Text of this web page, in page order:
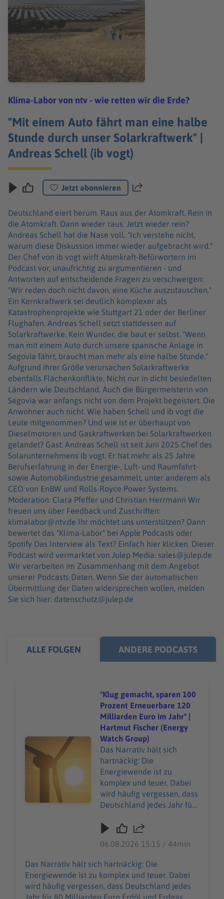
Klima-Labor von ntv - wie retten wir die Erde?
"Mit einem Auto fährt man eine halbe
Stunde durch unser Solarkraftwerk" |
Andreas Schell (ib vogt)
Jetzt abonnieren Teilen
Deutschland eiert herum. Raus aus der Atomkraft. Rein in
die Atomkraft. Dann wieder raus. Jetzt wieder rein?
Andreas Schell hat die Nase voll. "Ich verstehe nicht,
warum diese Diskussion immer wieder aufgebracht wird."
Der Chef von ib vogt wirft Atomkraft-Befürwortern im
Podcast vor, unaufrichtig zu argumentieren - und
Antworten auf entscheidende Fragen zu verschweigen:
"Wir reden doch nicht davon, eine Küche auszutauschen."
Ein Kernkraftwerk sei deutlich komplexer als
Katastrophenprojekte wie Stuttgart 21 oder der Berliner
Flughafen. Andreas Schell setzt stattdessen auf
Solarkraftwerke. Kein Wunder, die baut er selbst. "Wenn
man mit einem Auto durch unsere spanische Anlage in
Segovia fährt, braucht man mehr als eine halbe Stunde."
Aufgrund ihrer Größe verursachen Solarkraftwerke
ebenfalls Flächenkonflikte. Nicht nur in dicht besiedelten
Ländern wie Deutschland. Auch die Bürgermeisterin von
Segovia war anfangs nicht von dem Projekt begeistert. Die
Anwohner auch nicht. Wie haben Schell und ib vogt die
Leute mitgenommen? Und wie ist er überhaupt von
Dieselmotoren und Gaskraftwerken bei Solarkraftwerken
gelandet? Gast: Andreas Schell ist seit Juni 2025 Chef des
Solarunternehmens ib vogt. Er hat mehr als 25 Jahre
Berufserfahrung in der Energie-, Luft- und Raumfahrt-
sowie Automobilindustrie gesammelt, unter anderem als
CEO von EnBW und Rolls-Royce Power Systems.
Moderation: Clara Pfeffer und Christian Herrmann Wir
freuen uns über Feedback und Zuschriften:
klimalabor@ntv.de Ihr möchtet uns unterstützen? Dann
bewertet das "Klima-Labor" bei Apple Podcasts oder
Spotify Das Interview als Text? Einfach hier klicken. Dieser
Podcast wird vermarktet von Julep Media: sales@julep.de
Wir verarbeiten im Zusammenhang mit dem Angebot
unserer Podcasts Daten. Wenn Sie der automatischen
Übermittlung der Daten widersprechen wollen, melden
Sie sich hier: datenschutz@julep.de
ALLE FOLGEN ANDERE PODCASTS
Audiotitel - "Klug gemacht, sparen 100 Prozent
"Klug gemacht, sparen 100
Prozent Erneuerbare 120
Milliarden Euro im Jahr" |
Hartmut Fischer (Energy
Watch Group)
Das Narrativ hält sich
hartnäckig: Die
Energiewende ist zu
komplex und teuer. Dabei
wird häufig vergessen, dass
Deutschland jedes Jahr für
und Erdgas importiert. Geld,
Diese Summe schrumpft
jedoch, je weiter die
Energiewende
voranschreitet. Jedes
zusätzliche E-Auto und jede
06.08.2026 15:15 / 44min
Das Narrativ hält sich hartnäckig: Die
Energiewende ist zu komplex und teuer. Dabei
wird häufig vergessen, dass Deutschland jedes
Jahr für 80 Milliarden Euro Erdöl und Erdgas